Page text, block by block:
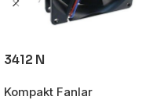
3412 N
Kompakt Fanlar